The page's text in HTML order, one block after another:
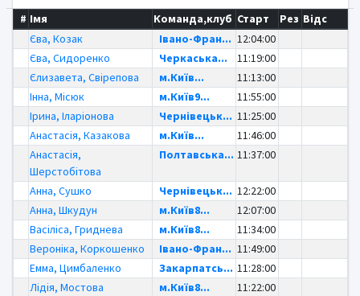
# Імя Команда,клуб Старт Рез Відс
Єва, Козак
Івано-Фран... 12:04:00
Єва, Сидоренко
Черкаська...
11:19:00
Єлизавета, Свірепова
м.Київ...
11:13:00
Інна, Місюк
м.Київ9...
11:55:00
Ірина, Іларіонова
Чернівецьк... 11:25:00
Анастасія, Казакова
м.Київ...
11:46:00
Анастасія,
Шерстобітова
Полтавська... 11:37:00
Анна, Сушко Чернівецьк... 12:22:00
Анна, Шкудун
м.Київ8...
12:07:00
Васіліса, Гриднева
м.Київ8...
11:34:00
Вероніка, Коркошенко
Івано-Фран... 11:49:00
Емма, Цимбаленко
Закарпатсь... 11:28:00
Лідія, Мостова
м.Київ8...
11:22:00